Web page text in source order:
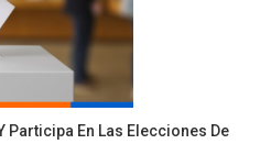
Participa En Las Elecciones De